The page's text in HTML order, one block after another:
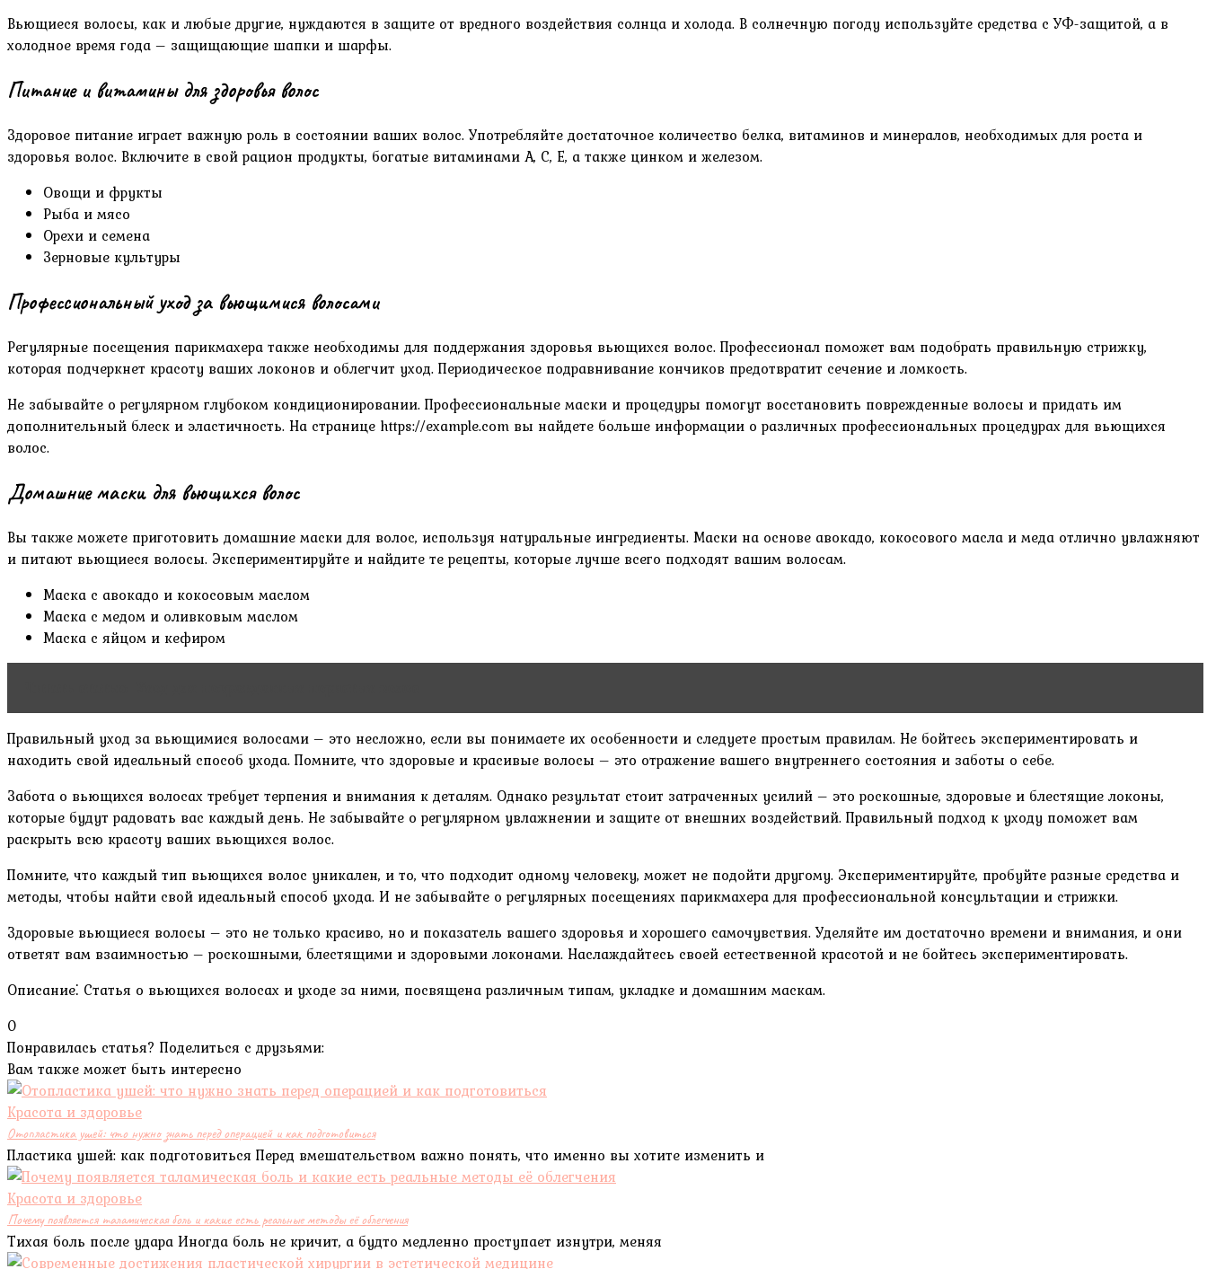
Вьющиеся волосы, как и любые другие, нуждаются в защите от вредного воздействия солнца и холода. В солнечную погоду используйте средства с УФ-защитой, а в
холодное время года – защищающие шапки и шарфы.
Питание и витамины для здоровья волос
Здоровое питание играет важную роль в состоянии ваших волос. Употребляйте достаточное количество белка, витаминов и минералов, необходимых для роста и
здоровья волос. Включите в свой рацион продукты, богатые витаминами А, С, Е, а также цинком и железом.
Овощи и фрукты
Рыба и мясо
Орехи и семена
Зерновые культуры
Профессиональный уход за вьющимися волосами
Регулярные посещения парикмахера также необходимы для поддержания здоровья вьющихся волос. Профессионал поможет вам подобрать правильную стрижку,
которая подчеркнет красоту ваших локонов и облегчит уход. Периодическое подравнивание кончиков предотвратит сечение и ломкость.
Не забывайте о регулярном глубоком кондиционировании. Профессиональные маски и процедуры помогут восстановить поврежденные волосы и придать им
дополнительный блеск и эластичность. На странице https://example.com вы найдете больше информации о различных профессиональных процедурах для вьющихся
волос.
Домашние маски для вьющихся волос
Вы также можете приготовить домашние маски для волос, используя натуральные ингредиенты. Маски на основе авокадо, кокосового масла и меда отлично увлажняют
и питают вьющиеся волосы. Экспериментируйте и найдите те рецепты, которые лучше всего подходят вашим волосам.
Маска с авокадо и кокосовым маслом
Маска с медом и оливковым маслом
Маска с яйцом и кефиром
Правильный уход за вьющимися волосами – это несложно, если вы понимаете их особенности и следуете простым правилам. Не бойтесь экспериментировать и
находить свой идеальный способ ухода. Помните, что здоровые и красивые волосы – это отражение вашего внутреннего состояния и заботы о себе.
Забота о вьющихся волосах требует терпения и внимания к деталям. Однако результат стоит затраченных усилий – это роскошные, здоровые и блестящие локоны,
которые будут радовать вас каждый день. Не забывайте о регулярном увлажнении и защите от внешних воздействий. Правильный подход к уходу поможет вам
раскрыть всю красоту ваших вьющихся волос.
Помните, что каждый тип вьющихся волос уникален, и то, что подходит одному человеку, может не подойти другому. Экспериментируйте, пробуйте разные средства и
методы, чтобы найти свой идеальный способ ухода. И не забывайте о регулярных посещениях парикмахера для профессиональной консультации и стрижки.
Здоровые вьющиеся волосы – это не только красиво, но и показатель вашего здоровья и хорошего самочувствия. Уделяйте им достаточно времени и внимания, и они
ответят вам взаимностью – роскошными, блестящими и здоровыми локонами. Наслаждайтесь своей естественной красотой и не бойтесь экспериментировать.
Описание⁚ Статья о вьющихся волосах и уходе за ними, посвящена различным типам, укладке и домашним маскам.
0
Понравилась статья? Поделиться с друзьями:
Вам также может быть интересно
Красота и здоровье
Отопластика ушей: что нужно знать перед операцией и как подготовиться
Пластика ушей: как подготовиться Перед вмешательством важно понять, что именно вы хотите изменить и
Красота и здоровье
Почему появляется таламическая боль и какие есть реальные методы её облегчения
Тихая боль после удара Иногда боль не кричит, а будто медленно проступает изнутри, меняя